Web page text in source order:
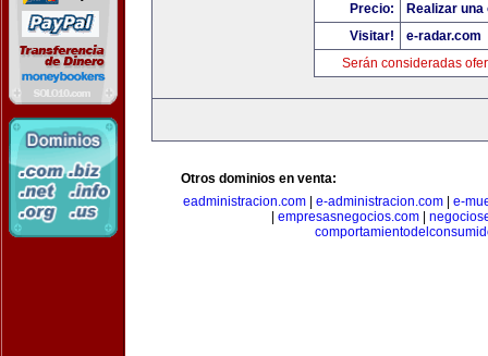
Precio:
Realizar
Visitar!
e-radar.com
Serán consideradas
Otros dominios en venta:
eadministracion.com| e-administracion.com| e-
empresasnegocios.com|